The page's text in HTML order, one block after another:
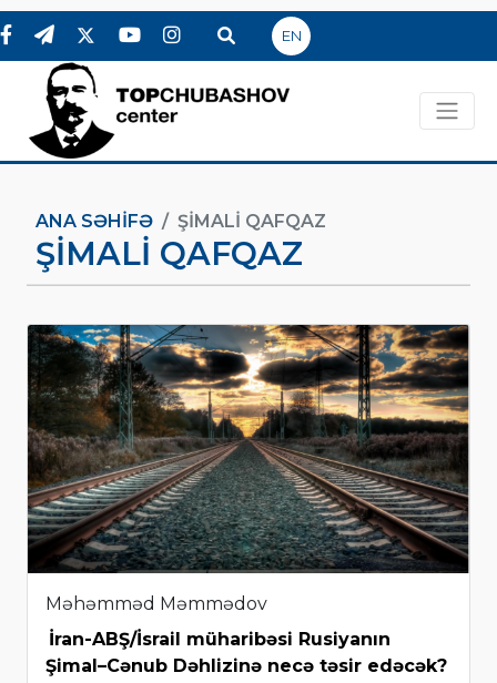
EN
ANA SƏHIFƏ ŞIMALI QAFQAZ
ŞIMALI QAFQAZ
Məhəmməd Məmmədov
İran-ABŞ/İsrail müharibəsi Rusiyanın
Şimal–Cənub Dəhlizinə necə təsir edəcək?